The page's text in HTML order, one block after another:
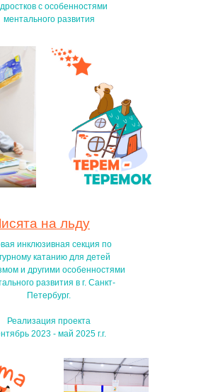
с особенностями
ментального развития
на льду
инклюзивная секция по
катанию для детей
и другими особенностями
развития в г. Санкт-
Петербург.
Реализация проекта
2023 - май 2025 г.г.